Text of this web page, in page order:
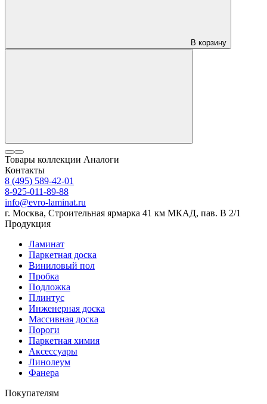
В корзину
Товары коллекции Аналоги
Контакты
8 (495) 589-42-01
8-925-011-89-88
info@evro-laminat.ru
г. Москва, Строительная ярмарка 41 км МКАД, пав. В 2/1
Продукция
Ламинат
Паркетная доска
Виниловый пол
Пробка
Подложка
Плинтус
Инженерная доска
Массивная доска
Пороги
Паркетная химия
Аксессуары
Линолеум
Фанера
Покупателям